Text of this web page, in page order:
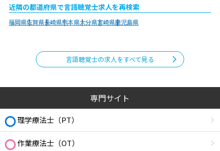
近隣の都道府県で言語聴覚士求人を再検索
福岡県佐賀県長崎県熊本県大分県宮崎県鹿児島県
言語聴覚士の求人をすべて見る
専門サイト
理学療法士（PT）
作業療法士（OT）